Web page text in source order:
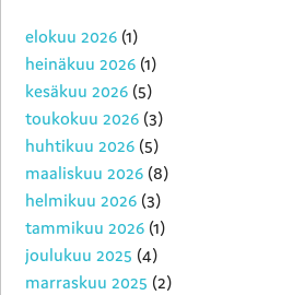
elokuu 2026 (1)
heinäkuu 2026 (1)
kesäkuu 2026 (5)
toukokuu 2026 (3)
huhtikuu 2026 (5)
maaliskuu 2026 (8)
helmikuu 2026 (3)
tammikuu 2026 (1)
joulukuu 2025 (4)
marraskuu 2025 (2)